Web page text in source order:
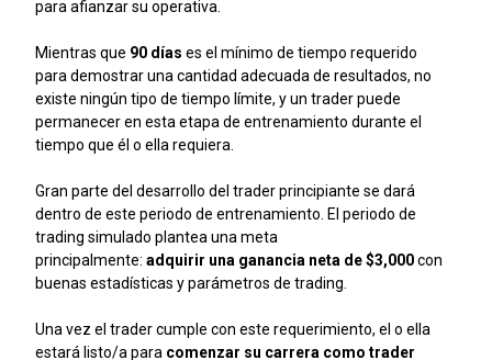
para afianzar su operativa.
Mientras que 90 días es el mínimo de tiempo requerido
para demostrar una cantidad adecuada de resultados, no
existe ningún tipo de tiempo límite, y un trader puede
permanecer en esta etapa de entrenamiento durante el
tiempo que él o ella requiera.
Gran parte del desarrollo del trader principiante se dará
dentro de este periodo de entrenamiento. El periodo de
trading simulado plantea una meta
principalmente: adquirir una ganancia neta de $3,000con
buenas estadísticas y parámetros de trading.
Una vez el trader cumple con este requerimiento, el o ella
estará listo/a para comenzar su carrera como trader